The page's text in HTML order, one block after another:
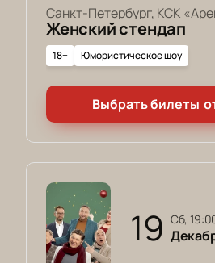
Санкт-Петербург, КСК
Женский стендап
18+ Юмористическое шоу
Выбрать билеты
19 сб,